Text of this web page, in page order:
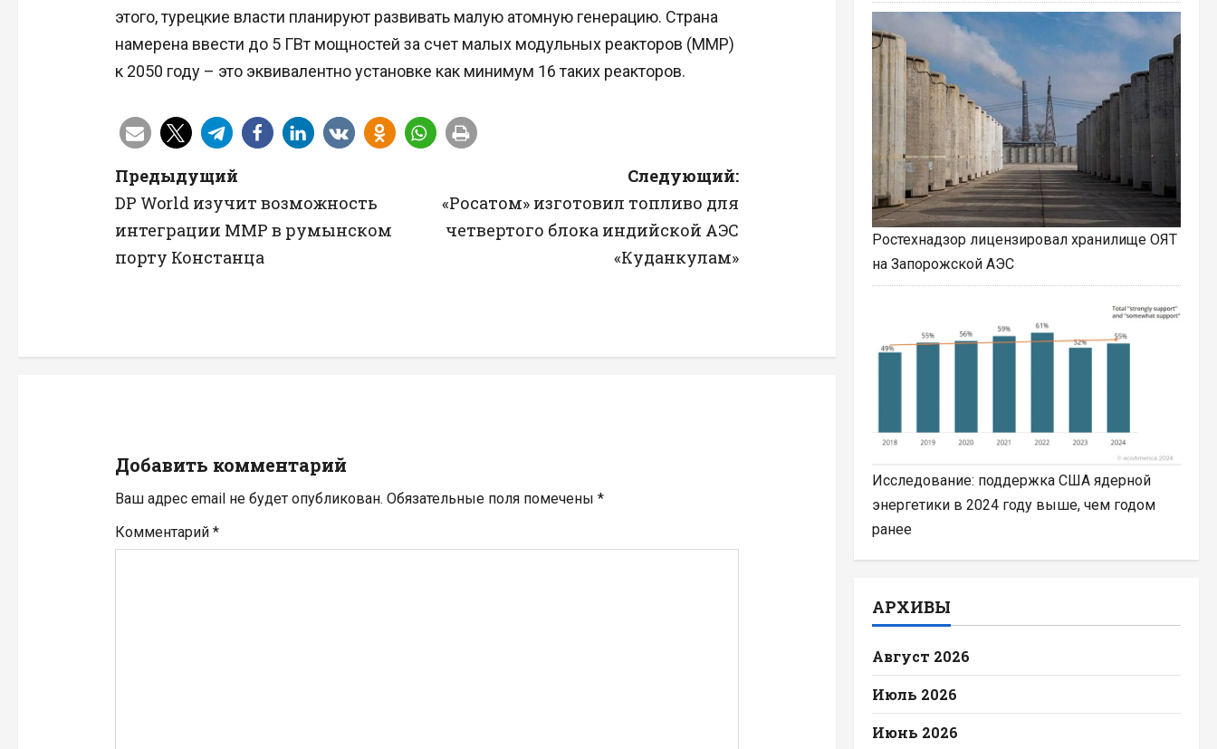
этого, турецкие власти планируют развивать малую атомную генерацию. Страна
намерена ввести до 5 ГВт мощностей за счет малых модульных реакторов (ММР)
к 2050 году – это эквивалентно установке как минимум 16 таких реакторов.
Н
а
в
а
я
п
о
Предыдущий
DP World изучит возможность
интеграции ММР в румынском
порту Констанца
Следующий:
«Росатом» изготовил топливо для
четвертого блока индийской АЭС
«Куданкулам»
Добавить комментарий
Ваш адрес email не будет опубликован. Обязательные поля помечены *
Комментарий *
Ростехнадзор лицензировал хранилище ОЯТ
на Запорожской АЭС
Исследование: поддержка США ядерной
энергетики в 2024 году выше, чем годом
ранее
АРХИВЫ
Август 2026
Июль 2026
Июнь 2026